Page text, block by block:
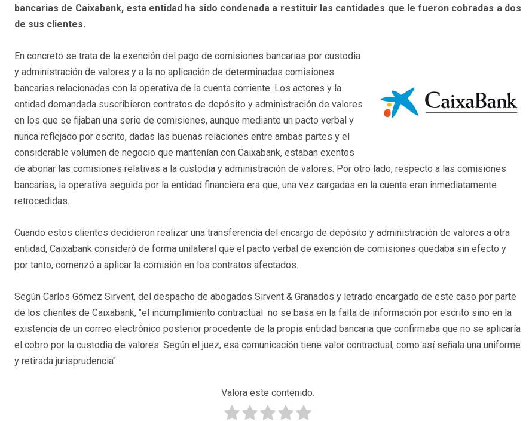
bancarias de Caixabank, esta entidad ha sido condenada a restituir las cantidades que le fueron cobradas a dos
de sus clientes.
En concreto se trata de la exención del pago de comisiones bancarias por custodia
y administración de valores y a la no aplicación de determinadas comisiones
bancarias relacionadas con la operativa de la cuenta corriente. Los actores y la
entidad demandada suscribieron contratos de depósito y administración de valores
en los que se fijaban una serie de comisiones, aunque mediante un pacto verbal y
nunca reflejado por escrito, dadas las buenas relaciones entre ambas partes y el
considerable volumen de negocio que mantenían con Caixabank, estaban exentos
de abonar las comisiones relativas a la custodia y administración de valores. Por otro lado, respecto a las comisiones
bancarias, la operativa seguida por la entidad financiera era que, una vez cargadas en la cuenta eran inmediatamente
retrocedidas.
Cuando estos clientes decidieron realizar una transferencia del encargo de depósito y administración de valores a otra
entidad, Caixabank consideró de forma unilateral que el pacto verbal de exención de comisiones quedaba sin efecto y
por tanto, comenzó a aplicar la comisión en los contratos afectados.
Según Carlos Gómez Sirvent, del despacho de abogados Sirvent & Granados y letrado encargado de este caso por parte
de los clientes de Caixabank, "el incumplimiento contractual no se basa en la falta de información por escrito sino en la
existencia de un correo electrónico posterior procedente de la propia entidad bancaria que confirmaba que no se aplicaría
el cobro por la custodia de valores. Según el juez, esa comunicación tiene valor contractual, como así señala una uniforme
y retirada jurisprudencia".
Valora este contenido.